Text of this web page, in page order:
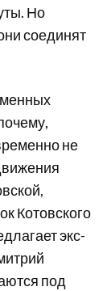
Но
соединят
не
Котовского
экс-
под